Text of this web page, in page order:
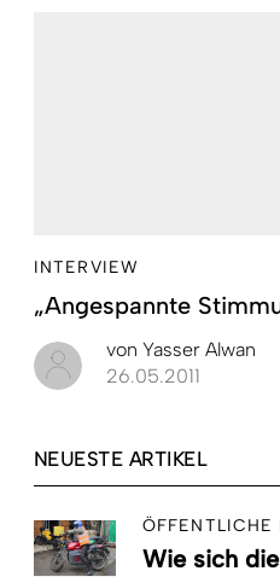
INTERVIEW
„Angespannte
von Yasser Alwan
26.05.2011
NEUESTE ARTIKEL
ÖFFENTLICHE
Wie sich